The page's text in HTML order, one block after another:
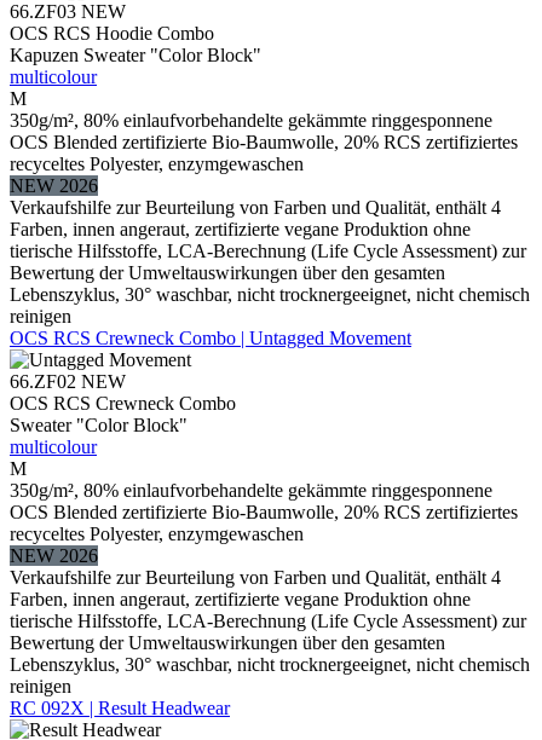
66.ZF03 NEW
OCS RCS Hoodie Combo
Kapuzen Sweater "Color Block"
multicolour
M
350g/m², 80% einlaufvorbehandelte gekämmte ringgesponnene
OCS Blended zertifizierte Bio-Baumwolle, 20% RCS zertifiziertes
recyceltes Polyester, enzymgewaschen
NEW 2026
Verkaufshilfe zur Beurteilung von Farben und Qualität, enthält 4
Farben, innen angeraut, zertifizierte vegane Produktion ohne
tierische Hilfsstoffe, LCA-Berechnung (Life Cycle Assessment) zur
Bewertung der Umweltauswirkungen über den gesamten
Lebenszyklus, 30° waschbar, nicht trocknergeeignet, nicht chemisch
reinigen
OCS RCS Crewneck Combo | Untagged Movement
66.ZF02 NEW
OCS RCS Crewneck Combo
Sweater "Color Block"
multicolour
M
350g/m², 80% einlaufvorbehandelte gekämmte ringgesponnene
OCS Blended zertifizierte Bio-Baumwolle, 20% RCS zertifiziertes
recyceltes Polyester, enzymgewaschen
NEW 2026
Verkaufshilfe zur Beurteilung von Farben und Qualität, enthält 4
Farben, innen angeraut, zertifizierte vegane Produktion ohne
tierische Hilfsstoffe, LCA-Berechnung (Life Cycle Assessment) zur
Bewertung der Umweltauswirkungen über den gesamten
Lebenszyklus, 30° waschbar, nicht trocknergeeignet, nicht chemisch
reinigen
RC 092X | Result Headwear